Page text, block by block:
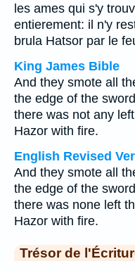
les ames qui s'y
entierement: il n'y
brula Hatsor par le
King James Bible
And they smote all
the edge of the
there was not any
Hazor with fire.
English Revised
And they smote all
the edge of the
there was none left
Hazor with fire.
Trésor de